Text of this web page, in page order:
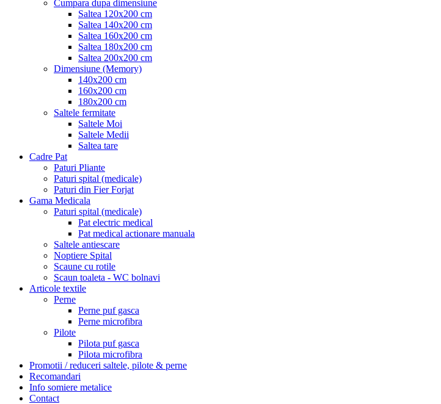
Cumpara dupa dimensiune
Saltea 120x200 cm
Saltea 140x200 cm
Saltea 160x200 cm
Saltea 180x200 cm
Saltea 200x200 cm
Dimensiune (Memory)
140x200 cm
160x200 cm
180x200 cm
Saltele fermitate
Saltele Moi
Saltele Medii
Saltea tare
Cadre Pat
Paturi Pliante
Paturi spital (medicale)
Paturi din Fier Forjat
Gama Medicala
Paturi spital (medicale)
Pat electric medical
Pat medical actionare manuala
Saltele antiescare
Noptiere Spital
Scaune cu rotile
Scaun toaleta - WC bolnavi
Articole textile
Perne
Perne puf gasca
Perne microfibra
Pilote
Pilota puf gasca
Pilota microfibra
Promotii / reduceri saltele, pilote & perne
Recomandari
Info somiere metalice
Contact